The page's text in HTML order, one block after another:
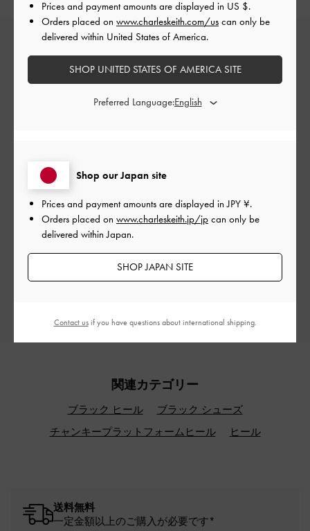
ご感想をお聞かせください
レビューを書く
関連カテゴリー
ブラック ヒール
ブラック シューズ
チャンキープラットフォームヒール
ヒール
送料無料
一定金額以上のご購入が必要です*
Shop our Japan site
Prices and payment amounts are displayed inJPY ¥.
Orders placed on www.charleskeith.jp/jp can only be
delivered within Japan.
SHOP JAPAN SITE
Prices and payment amounts are displayed in US $.
Orders placed on www.charleskeith.com/us can only be
delivered within United States of America.
SHOP UNITED STATES OF AMERICA SITE
Preferred Language:
Contact usif you have questions about international shipping.